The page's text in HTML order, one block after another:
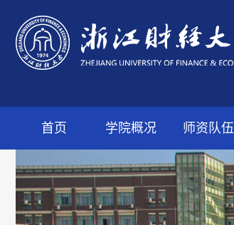
首页 学院概况 师资队伍